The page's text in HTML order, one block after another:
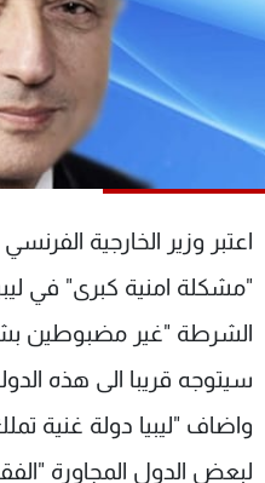
اعتبر وزير الخارجية
"مشكلة امنية كبرى" في
الشرطة "غير مضبوطين
سيتوجه قريبا الى هذه
واضاف "ليبيا دولة غنية
لبعض الدول المجاورة
كأس العالم
البرامج
جدول البرامج
الترددات
الإنـتـاج
لاعلاناتكم